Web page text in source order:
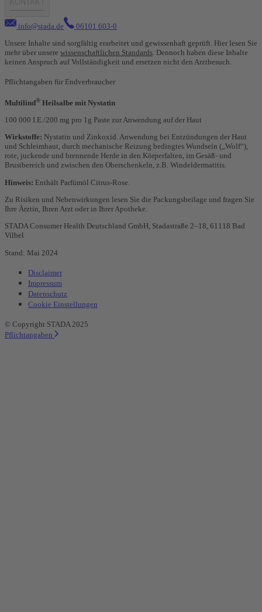
info@stada.de
06101 603-0
Unsere Inhalte sind sorgfältig erarbeitet und gewissenhaft geprüft. Hier lesen Sie
mehr über unsere wissenschaftlichen Standards. Dennoch haben diese Inhalte
keinen Anspruch auf Vollständigkeit und ersetzen nicht den Arztbesuch.
Pflichtangaben für Endverbraucher
Multilind® Heilsalbe mit Nystatin
100 000 I.E./200 mg pro 1g Paste zur Anwendung auf der Haut
Wirkstoffe: Nystatin und Zinkoxid. Anwendung bei Entzündungen der Haut
und Schleimhaut, durch mechanische Reizung bedingtes Wundsein („Wolf“),
rote, juckende und brennende Herde in den Körperfalten, im Gesäß- und
Brustbereich und zwischen den Oberschenkeln, z.B. Windeldermatitis.
Hinweis: Enthält Parfümöl Citrus-Rose.
Zu Risiken und Nebenwirkungen lesen Sie die Packungsbeilage und fragen Sie
Ihre Ärztin, Ihren Arzt oder in Ihrer Apotheke.
STADA Consumer Health Deutschland GmbH, Stadastraße 2–18, 61118 Bad
Vilbel
Stand: Mai 2024
Disclaimer
Impressum
Datenschutz
Cookie Einstellungen
© Copyright STADA 2025
Pflichtangaben